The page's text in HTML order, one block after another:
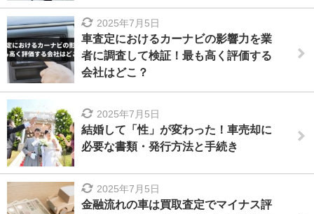
2025年7月5日
車査定におけるカーナビの影響力を業
者に調査して検証！最も高く評価する
会社はどこ？
2025年7月5日
結婚して「性」が変わった！車売却に
必要な書類・発行方法と手続き
2025年7月5日
金融流れの車は買取査定でマイナス評